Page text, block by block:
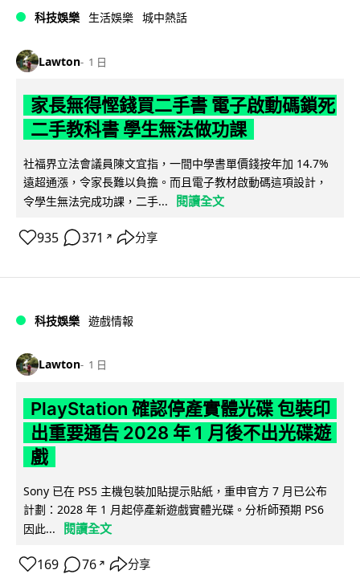
科技娛樂 生活娛樂 城中熱話
Lawton 1 日
家長無得慳錢買二手書 電子啟動碼鎖死
二手教科書 學生無法做功課
社福界立法會議員陳文宜指，一間中學書單價錢按年加 14.7%
遠超通漲，令家長難以負擔。而且電子教材啟動碼這項設計，
令學生無法完成功課，二手...
閱讀全文
935 371 ↗ 分享
科技娛樂 遊戲情報
Lawton 1 日
PlayStation 確認停產實體光碟 包裝印
出重要通告 2028 年 1 月後不出光碟遊
戲
Sony 已在 PS5 主機包裝加貼提示貼紙，重申官方 7 月已公布
計劃：2028 年 1 月起停產新遊戲實體光碟。分析師預期 PS6
因此...
閱讀全文
169 76 ↗ 分享